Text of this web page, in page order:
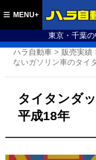
東京・千葉
MENU+
ハラ自動車 >販売実績
ないガソリン車のタイ
タイタンダ
平成18年